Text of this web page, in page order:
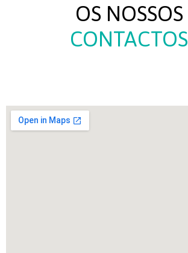
OS NOSSOS
CONTACTOS